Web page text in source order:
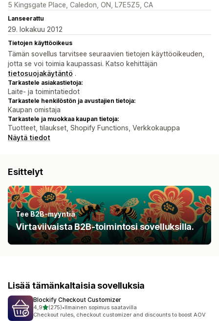
5 Kingsgate Place, Caledon, ON, L7E5Z5, CA
Lanseerattu
29. lokakuu 2012
Tietojen käyttöoikeus
Tämän sovellus tarvitsee seuraavien tietojen käyttöoikeuden,
jotta se voi toimia kaupassasi. Katso kehittäjän
tietosuojakäytäntö .
Tarkastele asiakastietoja:
Laite- ja toimintatiedot
Tarkastele henkilöstön ja avustajien tietoja:
Kaupan omistaja
Tarkastele ja muokkaa kaupan tietoja:
Tuotteet, tilaukset, Shopify Functions, Verkkokauppa
Näytä tiedot
Esittelyt
Tee B2B-myyntiä
Virtaviivaista B2B-toimintosi sovelluksilla.
Lisää tämänkaltaisia sovelluksia
Blockify Checkout Customizer
4,9/ 5 tähteä
(275)
275 arvostelua yhteensä
•Ilmainen sopimus saatavilla
Checkout rules, checkout customizer and discounts to boost AOV